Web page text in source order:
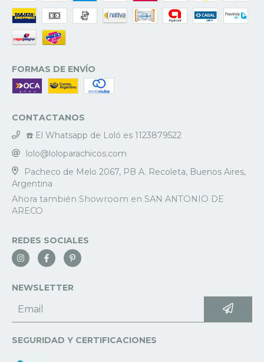
FORMAS DE ENVÍO
CONTACTANOS
☎️ El Whatsapp de Loló es 1123879522
lolo@loloparachicos.com
Pacheco de Melo 2067, PB A. Recoleta, Buenos Aires,
Argentina
REDES SOCIALES
NEWSLETTER
SEGURIDAD Y CERTIFICACIONES